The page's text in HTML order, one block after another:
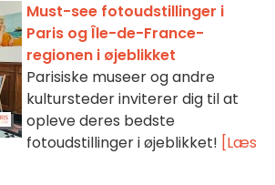
Must-see fotoudstillinger i
Paris og Île-de-France-
regionen i øjeblikket
Parisiske museer og andre
kultursteder inviterer dig til at
opleve deres bedste
fotoudstillinger i øjeblikket! [Læs